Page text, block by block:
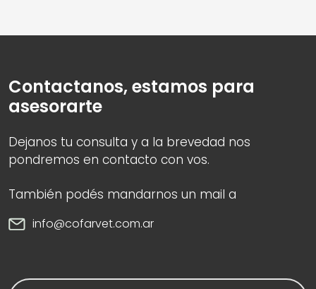
Contactanos, estamos para
asesorarte
Dejanos tu consulta y a la brevedad nos
pondremos en contacto con vos.
También podés mandarnos un mail a
info@cofarvet.com.ar